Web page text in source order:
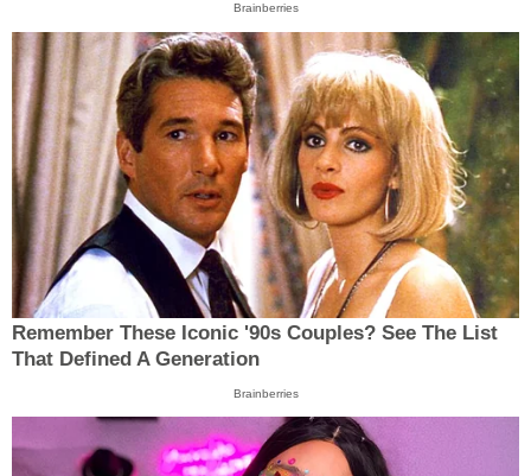
Brainberries
Remember These Iconic '90s Couples? See The List
That Defined A Generation
Brainberries